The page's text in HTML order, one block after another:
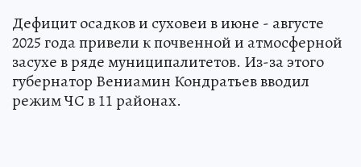
Дефицит осадков и суховеи в июне - августе
2025 года привели к почвенной и атмосферной
засухе в ряде муниципалитетов. Из-за этого
губернатор Вениамин Кондратьев вводил
режим ЧС в 11 районах.